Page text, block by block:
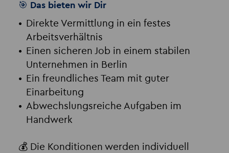
🎯 Das bieten wir Dir
Direkte Vermittlung in ein festes
Arbeitsverhältnis
Einen sicheren Job in einem stabilen
Unternehmen in Berlin
Ein freundliches Team mit guter
Einarbeitung
Abwechslungsreiche Aufgaben im
Handwerk
💰 Die Konditionen werden individuell